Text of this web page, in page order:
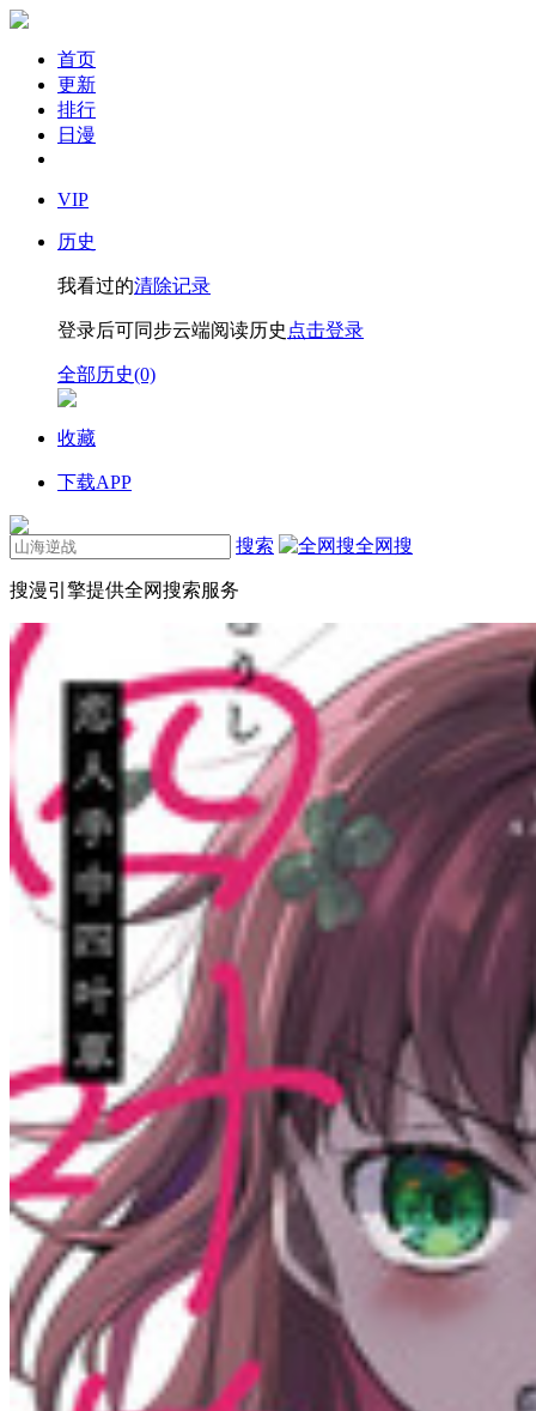
首页
更新
排行
日漫
VIP
历史
我看过的清除记录
登录后可同步云端阅读历史 点击登录
全部历史(0)
收藏
下载APP
搜索 全网搜
搜漫引擎提供全网搜索服务